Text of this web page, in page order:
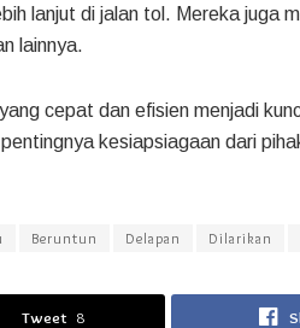
lanjut di jalan tol. Mereka juga
lainnya.
cepat dan efisien menjadi
kesiapsiagaan dari
Beruntun Delapan Dilarikan
Tweet 8